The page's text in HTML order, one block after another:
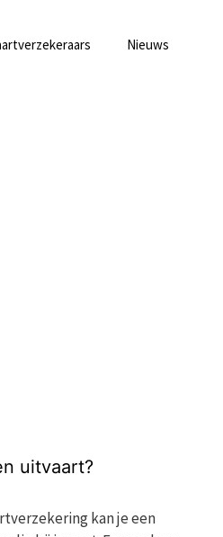
Nieuws
uitvaart?
kan je een